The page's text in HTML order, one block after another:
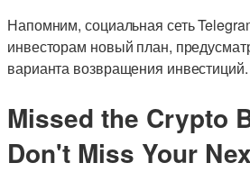
Напомним, социальная сеть
инвесторам новый план,
варианта возвращения инвестиций.
Missed the Crypto
Don't Miss Your